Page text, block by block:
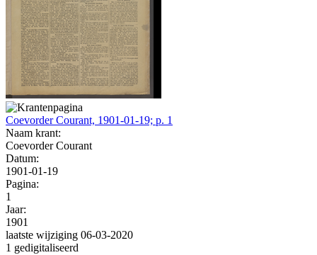
Coevorder Courant, 1901-01-19; p. 1
Naam krant:
Coevorder Courant
Datum:
1901-01-19
Pagina:
1
Jaar:
1901
laatste wijziging 06-03-2020
1 gedigitaliseerd